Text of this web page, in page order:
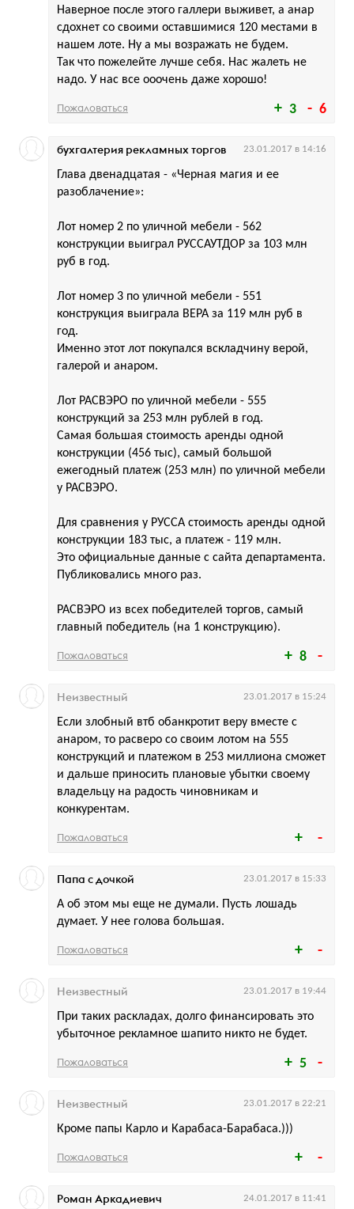
3 6
Наверное после этого галлери выживет, а анар
сдохнет со своими оставшимися 120 местами в
нашем лоте. Ну а мы возражать не будем.
Так что пожелейте лучше себя. Нас жалеть не
надо. У нас все ооочень даже хорошо!
Пожаловаться
8
Глава двенадцатая - «Черная магия и ее
разоблачение»:
Лот номер 2 по уличной мебели - 562
конструкции выиграл РУССАУТДОР за 103 млн
руб в год.
Лот номер 3 по уличной мебели - 551
конструкция выиграла ВЕРА за 119 млн руб в
год.
Именно этот лот покупался вскладчину верой,
галерой и анаром.
Лот РАСВЭРО по уличной мебели - 555
конструкций за 253 млн рублей в год.
Самая большая стоимость аренды одной
конструкции (456 тыс), самый большой
ежегодный платеж (253 млн) по уличной мебели
у РАСВЭРО.
Для сравнения у РУССА стоимость аренды одной
конструкции 183 тыс, а платеж - 119 млн.
Это официальные данные с сайта департамента.
Публиковались много раз.
РАСВЭРО из всех победителей торгов, самый
главный победитель (на 1 конструкцию).
бухгалтерия рекламных торгов 23.01.2017 в 14:16
Пожаловаться
Если злобный втб обанкротит веру вместе с
анаром, то расверо со своим лотом на 555
конструкций и платежом в 253 миллиона сможет
и дальше приносить плановые убытки своему
владельцу на радость чиновникам и
конкурентам.
Неизвестный 23.01.2017 в 15:24
Пожаловаться
А об этом мы еще не думали. Пусть лошадь
думает. У нее голова большая.
Папа с дочкой 23.01.2017 в 15:33
Пожаловаться
5
При таких раскладах, долго финансировать это
убыточное рекламное шапито никто не будет.
Неизвестный 23.01.2017 в 19:44
Пожаловаться
Кроме папы Карло и Карабаса-Барабаса.)))
Неизвестный 23.01.2017 в 22:21
Пожаловаться
Роман Аркадиевич 24.01.2017 в 11:41